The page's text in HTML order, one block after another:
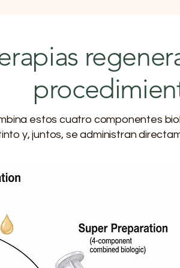
estos cuatro componentes
y, juntos, se administran